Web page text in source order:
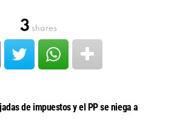
3 shares
de impuestos y el PP se niega a